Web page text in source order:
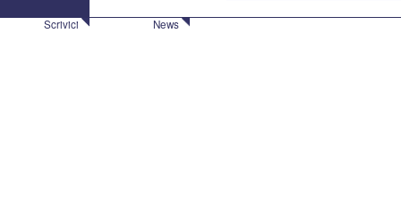
Scrivici News